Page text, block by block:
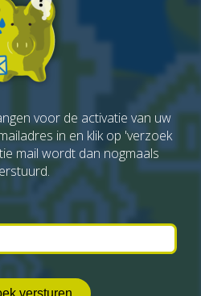
voor de activatie van uw
in en klik op 'verzoek
mail wordt dan nogmaals